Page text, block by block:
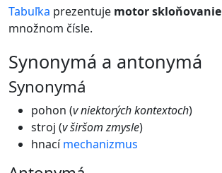
Tabuľka prezentuje motor skloňovanie
množnom čísle.
synonymá a antonymá
Synonymá
pohon (v niektorých kontextoch)
stroj (v širšom zmysle)
hnacímechanizmus